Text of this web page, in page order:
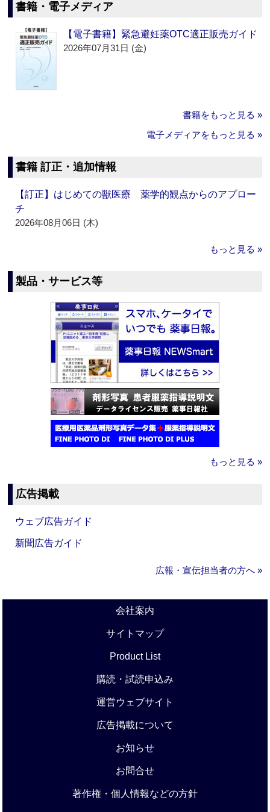
書籍・電子メディア
【電子書籍】緊急避妊薬OTC適正販売ガイド
2026年07月31日 (金)
書籍をもっと見る »
電子メディアをもっと見る »
書籍 訂正・追加情報
【訂正】はじめての獣医療 薬学的観点からのアプロー
チ
2026年08月06日 (木)
もっと見る »
製品・サービス等
もっと見る »
広告掲載
ウェブ広告ガイド
新聞広告ガイド
広報・宣伝担当者の方へ »
会社案内
サイトマップ
Product List
購読・試読申込み
運営ウェブサイト
広告掲載について
お知らせ
お問合せ
著作権・個人情報などの方針